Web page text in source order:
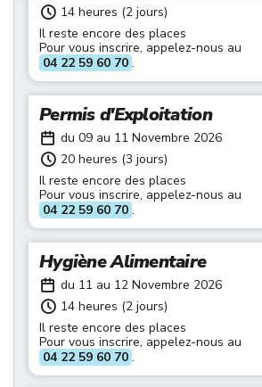
14 heures (2 jours)
Il reste encore des places
Pour vous inscrire, appelez-nous au
04 22 59 60 70 .
Permis d'Exploitation
du 09 au 11 Novembre 2026
20 heures (3 jours)
Il reste encore des places
Pour vous inscrire, appelez-nous au
04 22 59 60 70 .
Hygiène Alimentaire
du 11 au 12 Novembre 2026
14 heures (2 jours)
Il reste encore des places
Pour vous inscrire, appelez-nous au
04 22 59 60 70 .